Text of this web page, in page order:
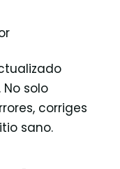
solo
corriges
sano.